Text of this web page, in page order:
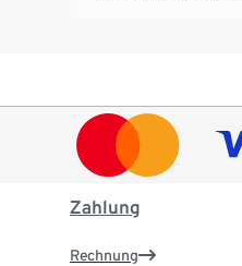
Zahlung
Rechnung